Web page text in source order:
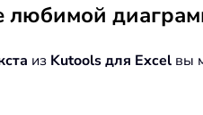
из Kutools для Excel вы